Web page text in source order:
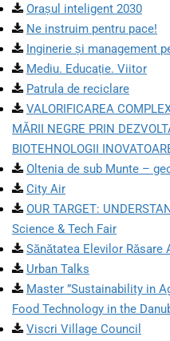
Orașul inteligent 2030
Ne instruim pentru pace!
Inginerie și management
Mediu. Educație. Viitor
Patrula de reciclare
VALORIFICAREA
MĂRII NEGRE PRIN
BIOTEHNOLOGII
Oltenia de sub Munte –
City Air
OUR TARGET:
Science & Tech Fair
Sănătatea Elevilor Răsare
Urban Talks
Master ”Sustainability in
Food Technology in the
Viscri Village Council